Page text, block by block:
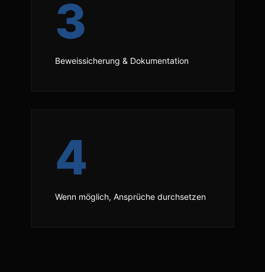
3
Beweissicherung & Dokumentation
4
Wenn möglich, Ansprüche durchsetzen